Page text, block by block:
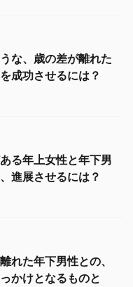
な、歳の差が離れた
成功させるには？
る年上女性と年下男
進展させるには？
れた年下男性との、
かけとなるものと